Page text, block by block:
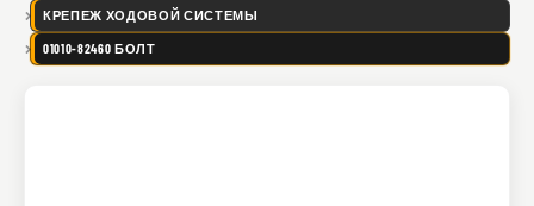
КРЕПЕЖ ХОДОВОЙ СИСТЕМЫ
01010-82460 БОЛТ